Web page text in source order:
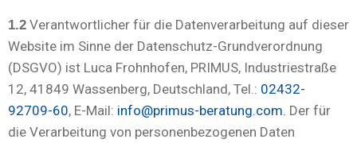
1.2 Verantwortlicher für die Datenverarbeitung auf dieser
Website im Sinne der Datenschutz-Grundverordnung
(DSGVO) ist Luca Frohnhofen, PRIMUS, Industriestraße
12, 41849 Wassenberg, Deutschland, Tel.: 02432-
92709-60, E-Mail: info@primus-beratung.com. Der für
die Verarbeitung von personenbezogenen Daten